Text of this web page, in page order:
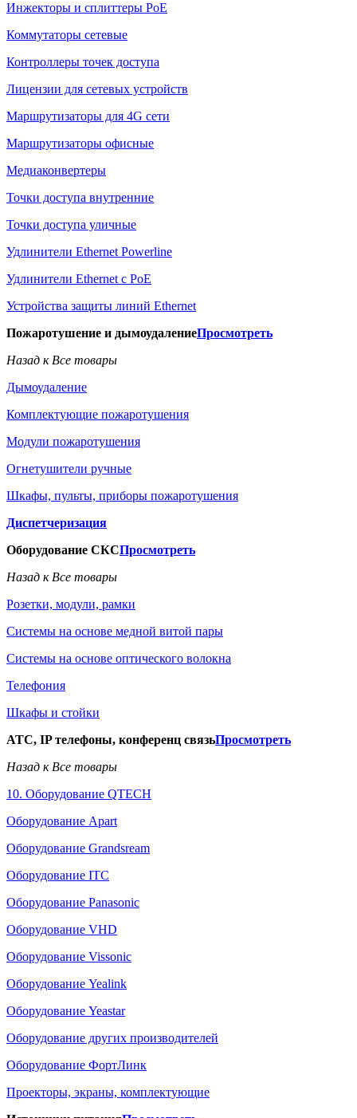
Инжекторы и сплиттеры РоЕ
Коммутаторы сетевые
Контроллеры точек доступа
Лицензии для сетевых устройств
Маршрутизаторы для 4G сети
Маршрутизаторы офисные
Медиаконвертеры
Точки доступа внутренние
Точки доступа уличные
Удлинители Ethernet Powerline
Удлинители Ethernet с PoE
Устройства защиты линий Ethernet
Пожаротушение и дымоудалениеПросмотреть
Назад к Все товары
Дымоудаление
Комплектующие пожаротушения
Модули пожаротушения
Огнетушители ручные
Шкафы, пульты, приборы пожаротушения
Диспетчеризация
Оборудование СКСПросмотреть
Назад к Все товары
Розетки, модули, рамки
Системы на основе медной витой пары
Системы на основе оптического волокна
Телефония
Шкафы и стойки
АТС, IP телефоны, конференц связьПросмотреть
Назад к Все товары
10. Оборудование QTECH
Оборудование Apart
Оборудование Grandsream
Оборудование ITC
Оборудование Panasonic
Оборудование VHD
Оборудование Vissonic
Оборудование Yealink
Оборудование Yeastar
Оборудование других производителей
Оборудование ФортЛинк
Проекторы, экраны, комплектующие